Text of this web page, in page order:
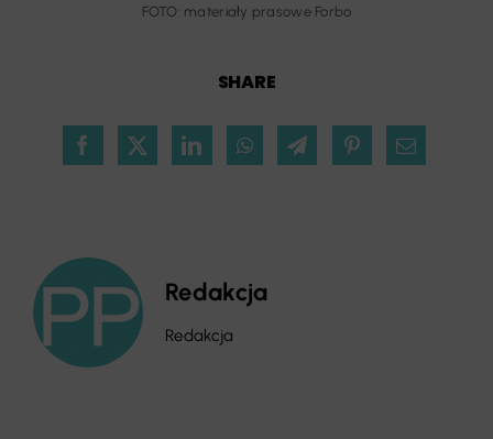
SHARE
FOTO: materiały prasowe Forbo
Redakcja
Redakcja